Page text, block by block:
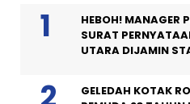
HEBOH! MANAGER
SURAT
UTARA DIJAMIN
GELEDAH KOTAK